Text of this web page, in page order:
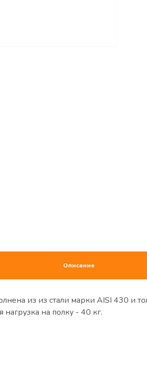
Описание
из из стали марки AISI 430 и
на полку - 40 кг.